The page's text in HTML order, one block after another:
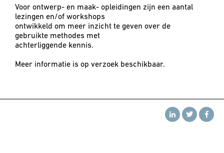
Voor ontwerp- en maak- opleidingen zijn een aantal
lezingen en/of workshops
ontwikkeld om meer inzicht te geven over de
gebruikte methodes met
achterliggende kennis.
Meer informatie is op verzoek beschikbaar.